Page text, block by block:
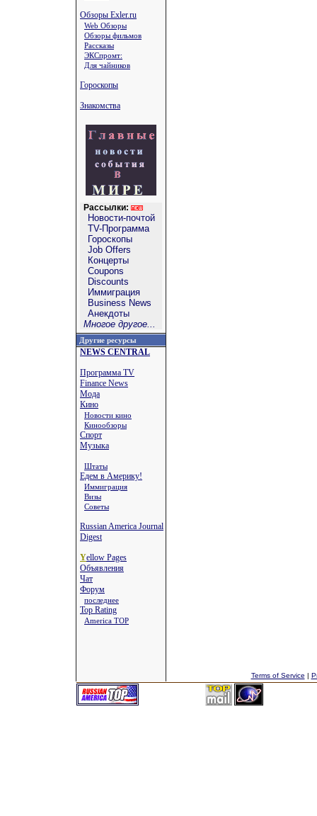
Обзоры Exler.ru
Web Обзоры
Обзоры фильмов
Рассказы
ЭКСпромт:
Для чайников
Гороскопы
Знакомства
Рассылки:
Новости-почтой
TV-Программа
Гороскопы
Job Offers
Концерты
Coupons
Discounts
Иммиграция
Business News
Анекдоты
Многое другое...
Другие ресурсы
NEWS CENTRAL
Программа TV
Finance News
Мода
Кино
Новости кино
Кинообзоры
Спорт
Музыка
Штаты
Едем в Америку!
Иммиграция
Визы
Советы
Russian America Journal
Digest
Yellow Pages
Объявления
Чат
Форум
последнее
Top Rating
America TOP
Terms of Service |